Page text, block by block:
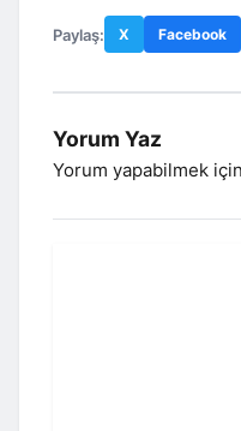
Paylaş: X Facebook
Yorum Yaz
Yorum yapabilmek için